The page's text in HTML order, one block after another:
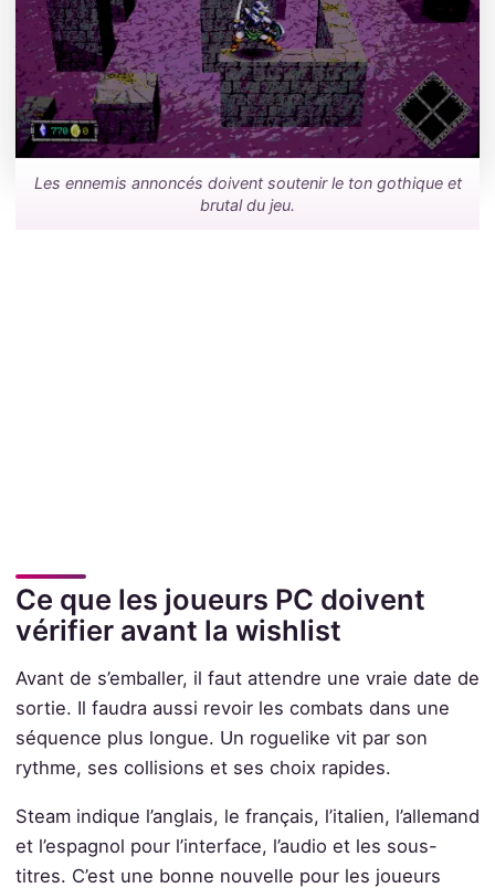
Les ennemis annoncés doivent soutenir le ton gothique et
brutal du jeu.
Ce que les joueurs PC doivent
vérifier avant la wishlist
Avant de s’emballer, il faut attendre une vraie date de
sortie. Il faudra aussi revoir les combats dans une
séquence plus longue. Un roguelike vit par son
rythme, ses collisions et ses choix rapides.
Steam indique l’anglais, le français, l’italien, l’allemand
et l’espagnol pour l’interface, l’audio et les sous-
titres. C’est une bonne nouvelle pour les joueurs